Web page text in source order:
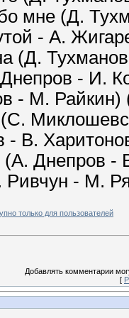
мне (Д.
- А.
(Д.
- И.
- М. Райкин)
- В.
Днепров -
Ривчун - М.
только для пользователей
Добавлять комментарии
[